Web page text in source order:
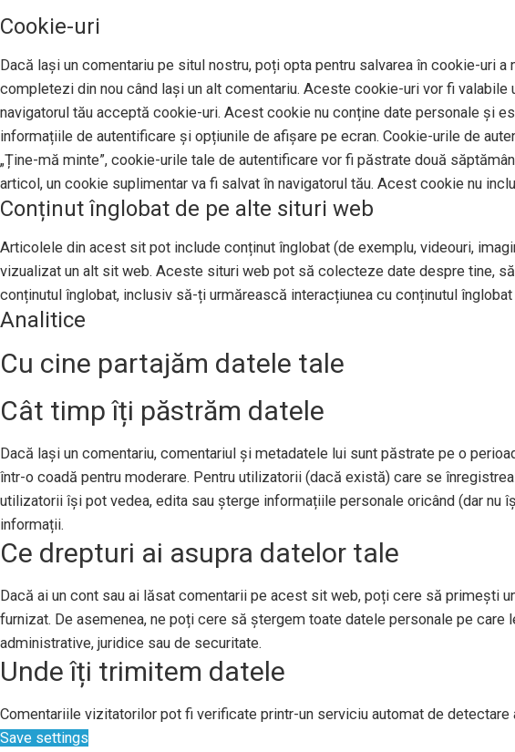
Cookie-uri
Dacă lași un comentariu pe situl nostru, poți opta pentru salvarea în cookie-uri
completezi din nou când lași un alt comentariu. Aceste cookie-uri vor fi
navigatorul tău acceptă cookie-uri. Acest cookie nu conține date personale și
informațiile de autentificare și opțiunile de afișare pe ecran. Cookie-urile de
„Ține-mă minte”, cookie-urile tale de autentificare vor fi păstrate două
articol, un cookie suplimentar va fi salvat în navigatorul tău. Acest cookie nu
Conținut înglobat de pe alte situri web
Articolele din acest sit pot include conținut înglobat (de exemplu, videouri,
vizualizat un alt sit web. Aceste situri web pot să colecteze date despre tine,
conținutul înglobat, inclusiv să-ți urmărească interacțiunea cu conținutul
Analitice
Cu cine partajăm datele tale
Cât timp îți păstrăm datele
Dacă lași un comentariu, comentariul și metadatele lui sunt păstrate pe o
într-o coadă pentru moderare. Pentru utilizatorii (dacă există) care se
utilizatorii își pot vedea, edita sau șterge informațiile personale oricând (dar
informații.
Ce drepturi ai asupra datelor tale
Dacă ai un cont sau ai lăsat comentarii pe acest sit web, poți cere să primești
furnizat. De asemenea, ne poți cere să ștergem toate datele personale pe
administrative, juridice sau de securitate.
Unde îți trimitem datele
Comentariile vizitatorilor pot fi verificate printr-un serviciu automat de detectare
Save settings